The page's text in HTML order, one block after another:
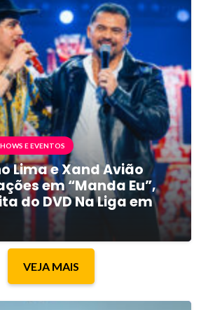
E EVENTOS
Lima e Xand Avião
em “Manda Eu”,
do DVD Na Liga em
VEJA MAIS